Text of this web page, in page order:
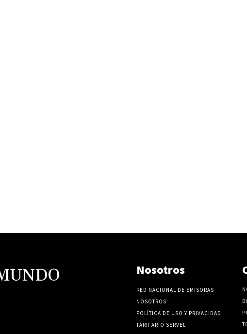
Nosotros
RED NACIONAL DE EMISORAS
NOSOTROS
POLÍTICA DE USO Y PRIVACIDAD
TARIFARIO SERVEL